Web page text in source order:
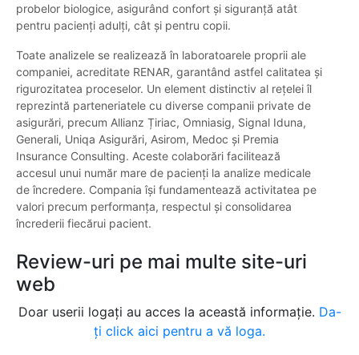
probelor biologice, asigurând confort și siguranță atât
pentru pacienți adulți, cât și pentru copii.
Toate analizele se realizează în laboratoarele proprii ale
companiei, acreditate RENAR, garantând astfel calitatea și
rigurozitatea proceselor. Un element distinctiv al rețelei îl
reprezintă parteneriatele cu diverse companii private de
asigurări, precum Allianz Țiriac, Omniasig, Signal Iduna,
Generali, Uniqa Asigurări, Asirom, Medoc și Premia
Insurance Consulting. Aceste colaborări facilitează
accesul unui număr mare de pacienți la analize medicale
de încredere. Compania își fundamentează activitatea pe
valori precum performanța, respectul și consolidarea
încrederii fiecărui pacient.
Review-uri pe mai multe site-uri
web
Doar userii logați au acces la această informație. Da-
ți click aici pentru a vă loga.